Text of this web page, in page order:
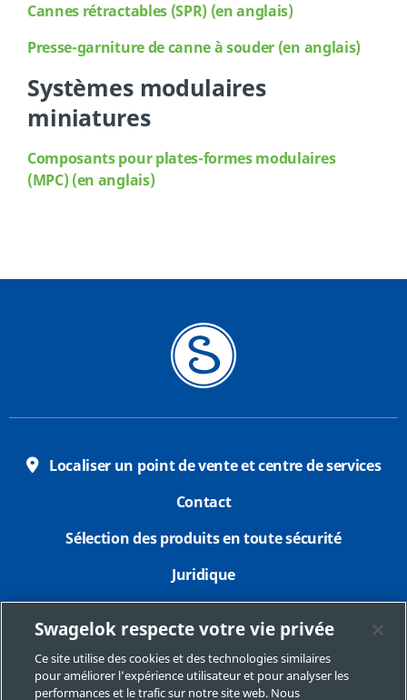
Cannes rétractables (SPR) (en anglais)
Presse-garniture de canne à souder (en anglais)
Systèmes modulaires
miniatures
Composants pour plates-formes modulaires
(MPC) (en anglais)
Localiser un point de vente et centre de services
Contact
Sélection des produits en toute sécurité
Juridique
Imprimer
Plan du site
Swagelok respecte votre vie privée
Ce site utilise des cookies et des technologies similaires
pour améliorer l’expérience utilisateur et pour analyser les
performances et le trafic sur notre site web. Nous